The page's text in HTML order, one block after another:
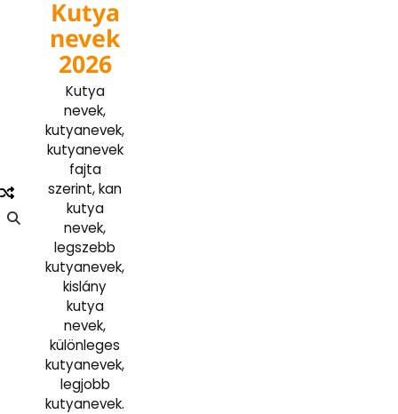
content
Kutya
nevek
2026
Kutya
nevek,
kutyanevek,
kutyanevek
fajta
szerint, kan
kutya
nevek,
legszebb
kutyanevek,
kislány
kutya
nevek,
különleges
kutyanevek,
legjobb
kutyanevek.